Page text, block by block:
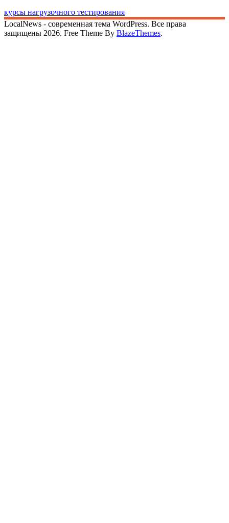
курсы нагрузочного тестирования
LocalNews - современная тема WordPress. Все права
защищены 2026. Free Theme By BlazeThemes.